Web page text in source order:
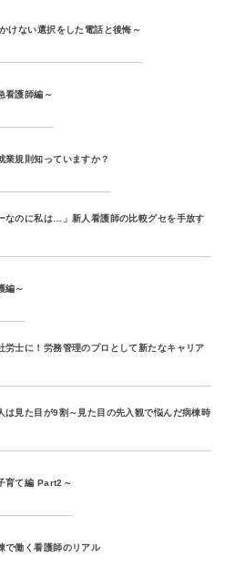
けない選択をした電話と後悔～
看護師編～
業規則知っていますか？
なのに私は…」新人看護師の比較グセを手放す
編～
労士に！労務管理のプロとして新たなキャリア
見た目が9割～見た目の先入観で悩んだ病棟時
育て編 Part2～
で働く看護師のリアル